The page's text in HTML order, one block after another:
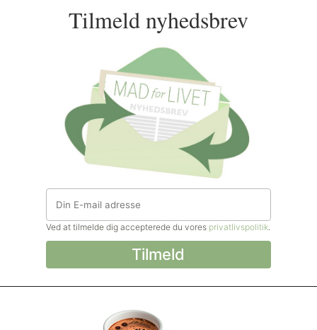
Tilmeld nyhedsbrev
Ved at tilmelde dig accepterede du vores privatlivspolitik.
© Madforlivet.com, 2000–2025. Alle